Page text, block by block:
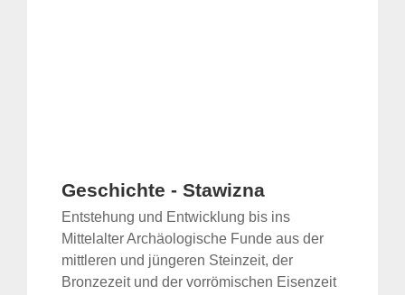
Geschichte - Stawizna
Entstehung und Entwicklung bis ins
Mittelalter Archäologische Funde aus der
mittleren und jüngeren Steinzeit, der
Bronzezeit und der vorrömischen Eisenzeit